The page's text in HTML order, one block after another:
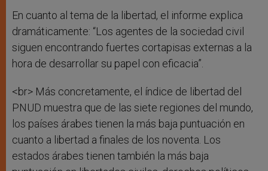
En cuanto al tema de la libertad, el informe explica
dramáticamente: “Los agentes de la sociedad civil
siguen encontrando fuertes cortapisas externas a la
hora de desarrollar su papel con eficacia”.
<br> Más concretamente, el índice de libertad del
PNUD muestra que de las siete regiones del mundo,
los países árabes tienen la más baja puntuación en
cuanto a libertad a finales de los noventa. Los
estados árabes tienen también la más baja